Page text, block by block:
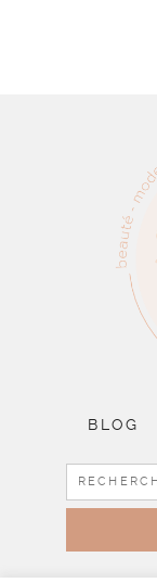
BLOG